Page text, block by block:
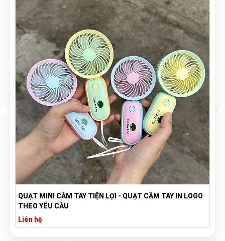
QUẠT MINI CẦM TAY TIỆN LỢI - QUẠT CẦM TAY IN LOGO
THEO YÊU CẦU
Liên hệ